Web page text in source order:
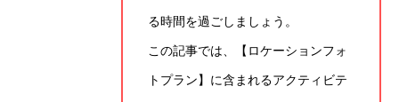
る時間を過ごしましょう。
この記事では、【ロケーションフォ
トプラン】に含まれるアクティビテ